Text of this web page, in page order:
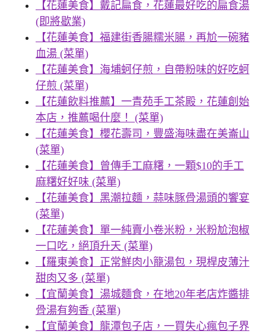
【花蓮美食】戴記扁食，花蓮最好吃的扁食湯
(即將歇業)
【花蓮美食】福建街香腸糯米腸，再尬一碗豬
血湯 (菜單)
【花蓮美食】海埔蚵仔煎，自帶粉味的好吃蚵
仔煎 (菜單)
【花蓮飲料推薦】一青苑手工茶殿，花蓮創始
本店，推薦喝什麼！ (菜單)
【花蓮美食】櫻花壽司，豐盛海味盡在美崙山
(菜單)
【花蓮美食】曾傳手工麻糬，一顆$10的手工
麻糬好好味 (菜單)
【花蓮美食】黑潮拉麵，蒜味豚骨湯頭的饗宴
(菜單)
【花蓮美食】單一純賣小卷米粉，米粉尬泡椒
一口吃，絕頂升天 (菜單)
【羅東美食】正常鮮肉小籠湯包，現桿皮薄汁
甜肉又多 (菜單)
【宜蘭美食】湯城麵食，在地20年老店炸醬排
骨湯有夠香 (菜單)
【宜蘭美食】龍潭包子店，一買失心瘋包子界